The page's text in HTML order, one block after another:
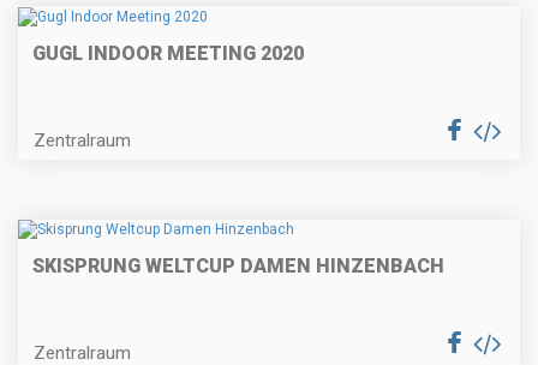
GUGL INDOOR MEETING 2020
Zentralraum
SKISPRUNG WELTCUP DAMEN HINZENBACH
Zentralraum